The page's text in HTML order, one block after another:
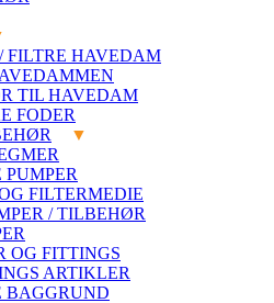
FILTRE HAVEDAM
TIL HAVEDAM
FODER
FILTERMEDIE
/ TILBEHØR
OG FITTINGS
ARTIKLER
BAGGRUND